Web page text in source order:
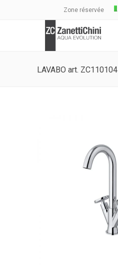
Zone réservée
LAVABO art. ZC110104